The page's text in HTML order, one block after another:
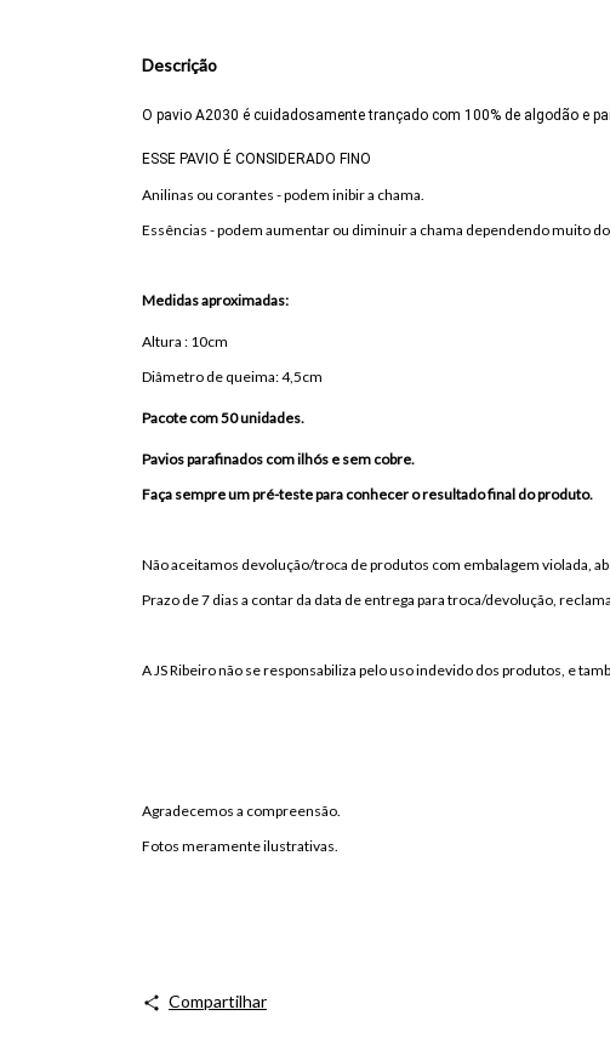
Descrição
O pavio A2030 é cuidadosamente trançado com 100% de algodão e
ESSE PAVIO É CONSIDERADO FINO
Anilinas ou corantes - podem inibir a chama.
Essências - podem aumentar ou diminuir a chama dependendo muito
Medidas aproximadas:
Altura : 10cm
Diâmetro de queima: 4,5cm
Pacote com 50 unidades.
Pavios parafinados com ilhós e sem cobre.
Faça sempre um pré-teste para conhecer o resultado final do produto.
Não aceitamos devolução/troca de produtos com embalagem violada,
Prazo de 7 dias a contar da data de entrega para troca/devolução,
A JS Ribeiro não se responsabiliza pelo uso indevido dos produtos, e
Agradecemos a compreensão.
Fotos meramente ilustrativas.
Compartilhar